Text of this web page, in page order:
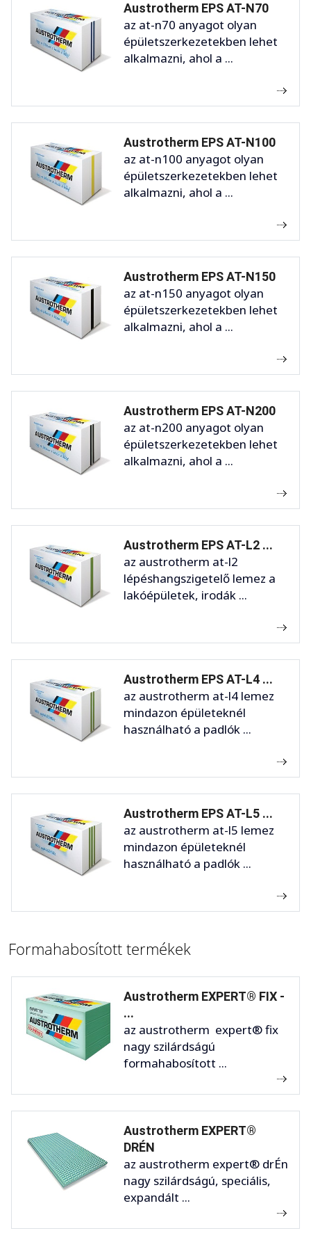
Austrotherm EPS AT-N70
az at-n70 anyagot olyan
épületszerkezetekben lehet
alkalmazni, ahol a ...
Austrotherm EPS AT-N100
az at-n100 anyagot olyan
épületszerkezetekben lehet
alkalmazni, ahol a ...
Austrotherm EPS AT-N150
az at-n150 anyagot olyan
épületszerkezetekben lehet
alkalmazni, ahol a ...
Austrotherm EPS AT-N200
az at-n200 anyagot olyan
épületszerkezetekben lehet
alkalmazni, ahol a ...
Austrotherm EPS AT-L2 ...
az austrotherm at-l2
lépéshangszigetelő lemez a
lakóépületek, irodák ...
Austrotherm EPS AT-L4 ...
az austrotherm at-l4 lemez
mindazon épületeknél
használható a padlók ...
Austrotherm EPS AT-L5 ...
az austrotherm at-l5 lemez
mindazon épületeknél
használható a padlók ...
Formahabosított termékek
Austrotherm EXPERT® FIX -
...
az austrotherm expert® fix
nagy szilárdságú
formahabosított ...
Austrotherm EXPERT®
DRÉN
az austrotherm expert® drÉn
nagy szilárdságú, speciális,
expandált ...